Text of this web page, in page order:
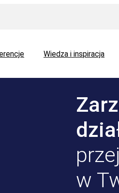
Wiedza i inspiracja
w